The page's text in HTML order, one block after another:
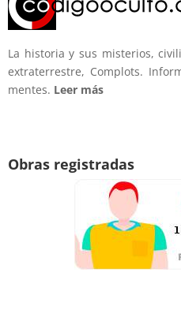
La historia y sus misterios,
extraterrestre, Complots.
mentes. Leer más
Obras registradas